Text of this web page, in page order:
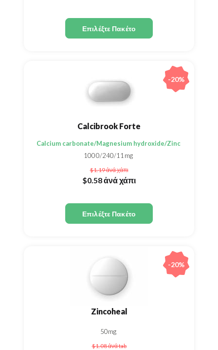
Επιλέξτε Πακέτο
Calcibrook Forte
Calcium carbonate/Magnesium hydroxide/Zinc sulphate
1000/240/11mg
$1.19ἀνά χάπι
$0.58ἀνά χάπι
Επιλέξτε Πακέτο
-20%
Zincoheal
50mg
$1.08ἀνά tab
-20%